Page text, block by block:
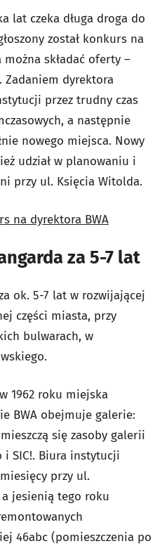
lat czeka długa droga do
został konkurs na
składać oferty –
Zadaniem dyrektora
przez trudny czas
a następnie
nowego miejsca. Nowy
udział w planowaniu i
przy ul. Księcia Witolda.
na dyrektora BWA
za 5-7 lat
ok. 5-7 lat w rozwijającej
części miasta, przy
bulwarach, w
1962 roku miejska
BWA obejmuje galerie:
się zasoby galerii
i SIC!. Biura instytucji
przy ul.
a jesienią tego roku
46abc (pomieszczenia po